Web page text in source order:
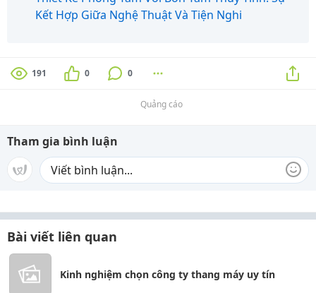
Kết Hợp Giữa Nghệ Thuật Và Tiện Nghi
191 0 0
Quảng cáo
Tham gia bình luận
Bài viết liên quan
Kinh nghiệm chọn công ty thang máy uy tín